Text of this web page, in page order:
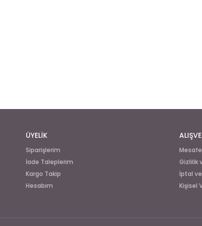
ÜYELİK
Siparişlerim
İade Taleplerim
Kargo Takip
Hesabım
Gizlilik
İptal ve
Kişisel